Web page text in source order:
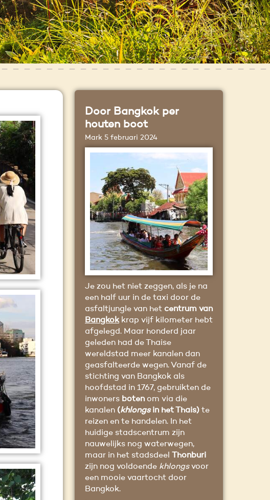
Door Bangkok per
houten boot
Mark 5 februari 2024
Je zou het niet zeggen, als je na
een half uur in de taxi door de
asfaltjungle van het centrum van
Bangkokkrap vijf kilometer hebt
afgelegd. Maar honderd jaar
geleden had de Thaise
wereldstad meer kanalen dan
geasfalteerde wegen. Vanaf de
stichting van Bangkok als
hoofdstad in 1767, gebruikten de
inwoners boten om via die
kanalen (khlongsin het Thais) te
reizen en te handelen. In het
huidige stadscentrum zijn
nauwelijks nog waterwegen,
maar in het stadsdeel
Thonburi
zijn nog voldoende khlongsvoor
een mooie vaartocht door
Bangkok.